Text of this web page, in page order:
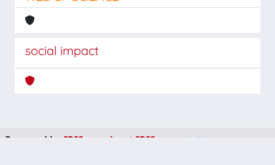
social impact
Powered by IRIS about IRIS